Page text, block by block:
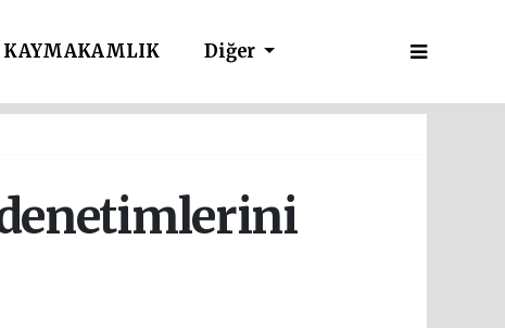
KAYMAKAMLIK
Diğer